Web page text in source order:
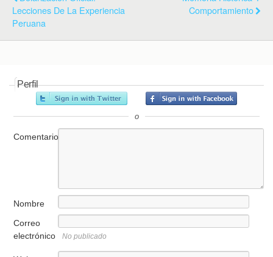
Lecciones De La Experiencia
Peruana
Comportamiento
Perfil
o
Comentario
Nombre
Correo
electrónico
No publicado